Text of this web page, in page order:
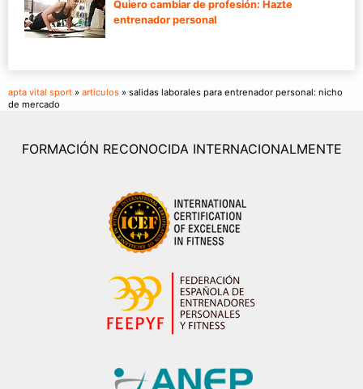
Quiero cambiar de profesión: Hazte
entrenador personal
apta vital sport » articulos » salidas laborales para entrenador personal: nicho
de mercado
FORMACIÓN RECONOCIDA INTERNACIONALMENTE